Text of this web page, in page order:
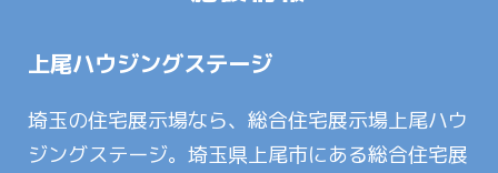
上尾ハウジングステージ
埼玉の住宅展示場なら、総合住宅展示場上尾ハウ
ジングステージ。埼玉県上尾市にある総合住宅展